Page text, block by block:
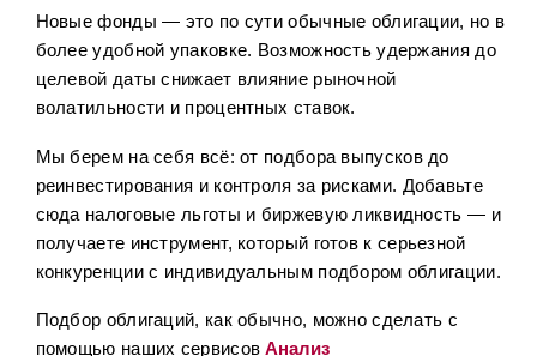
Новые фонды — это по сути обычные облигации, но в
более удобной упаковке. Возможность удержания до
целевой даты снижает влияние рыночной
волатильности и процентных ставок.
Мы берем на себя всё: от подбора выпусков до
реинвестирования и контроля за рисками. Добавьте
сюда налоговые льготы и биржевую ликвидность — и
получаете инструмент, который готов к серьезной
конкуренции с индивидуальным подбором облигации.
Подбор облигаций, как обычно, можно сделать с
помощью наших сервисовАнализ